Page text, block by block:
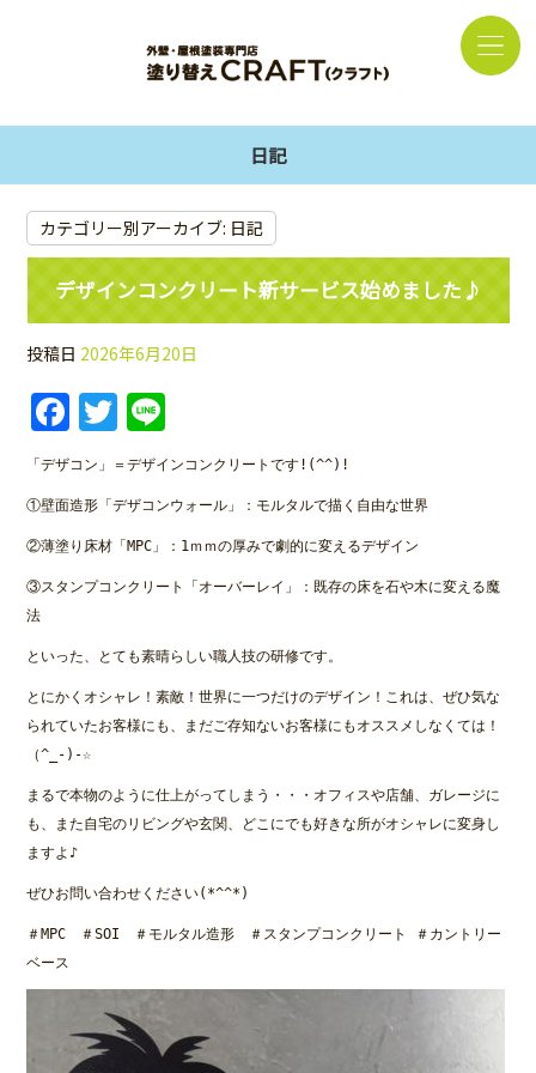
日記
カテゴリー別アーカイブ: 日記
デザインコンクリート新サービス始めました♪
投稿日 2026年6月20日
Facebook
Twitter
「デザコン」＝デザインコンクリートです!(^^)!
①壁面造形「デザコンウォール」：モルタルで描く自由な世界
②薄塗り床材「MPC」：1ｍｍの厚みで劇的に変えるデザイン
③スタンプコンクリート「オーバーレイ」：既存の床を石や木に変える魔
法
といった、とても素晴らしい職人技の研修です。
とにかくオシャレ！素敵！世界に一つだけのデザイン！これは、ぜひ気な
られていたお客様にも、まだご存知ないお客様にもオススメしなくては！
（^_-)-☆
まるで本物のように仕上がってしまう・・・オフィスや店舗、ガレージに
も、また自宅のリビングや玄関、どこにでも好きな所がオシャレに変身し
ますよ♪
ぜひお問い合わせください(*^^*)
＃MPC ＃SOI ＃モルタル造形 ＃スタンプコンクリート ＃カントリー
ベース